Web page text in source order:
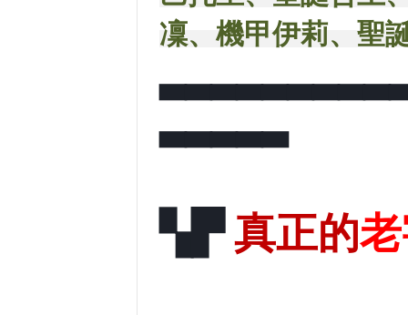
凜、機甲伊莉、聖
▃▃▃▃▃
▚▛真正的